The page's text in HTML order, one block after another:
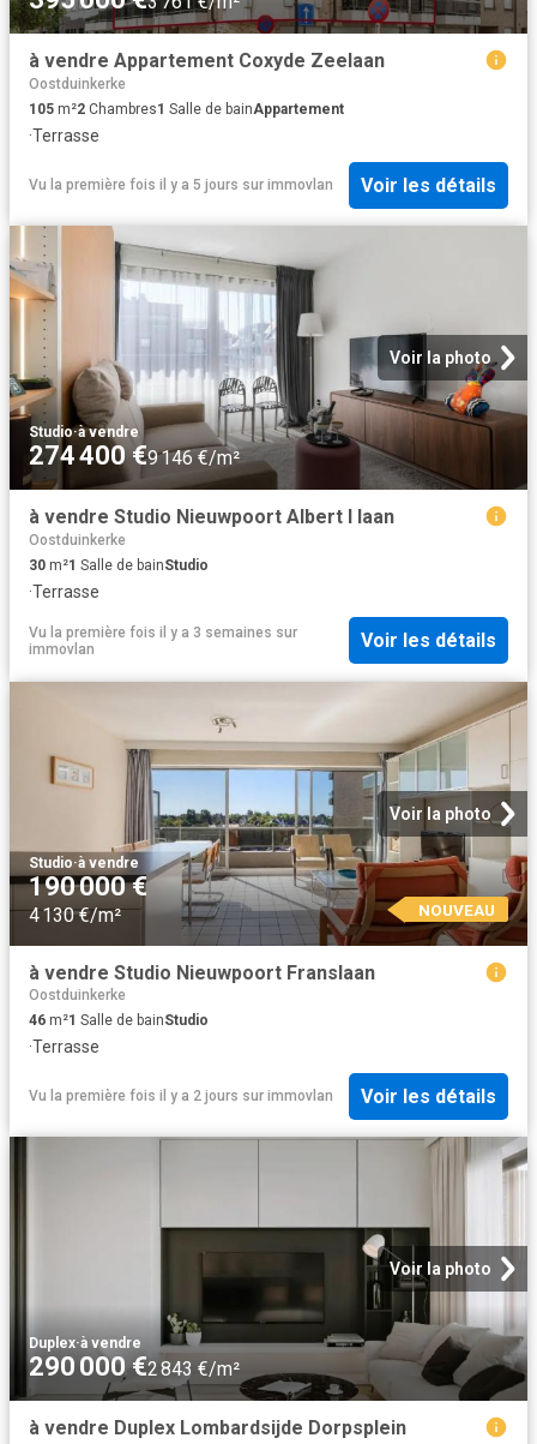
à vendre Appartement Coxyde Zeelaan
Oostduinkerke
105 m²2 Chambres1 Salle de bainAppartement
·Terrasse
Vu la première fois il y a 5 jours sur immovlan Voir les détails
Voir la photo
Studio·à vendre
274 400 €9 146 €/m²
à vendre Studio Nieuwpoort Albert I laan
Oostduinkerke
30 m²1 Salle de bainStudio
·Terrasse
Vu la première fois il y a 3 semaines sur
immovlan
Voir les détails
Voir la photo
Studio·à vendre
190 000 €
4 130 €/m² NOUVEAU
à vendre Studio Nieuwpoort Franslaan
Oostduinkerke
46 m²1 Salle de bainStudio
·Terrasse
Vu la première fois il y a 2 jours sur immovlan Voir les détails
Voir la photo
Duplex·à vendre
290 000 €2 843 €/m²
à vendre Duplex Lombardsijde Dorpsplein